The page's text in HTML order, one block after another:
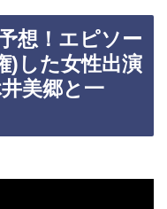
想！エピソー
)した女性出演
美郷と一